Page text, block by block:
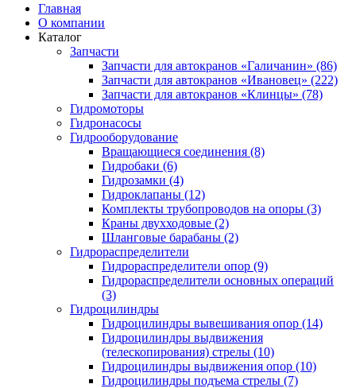
Главная
О компании
Каталог
Запчасти
Запчасти для автокранов «Галичанин» (86)
Запчасти для автокранов «Ивановец» (222)
Запчасти для автокранов «Клинцы» (78)
Гидромоторы
Гидронасосы
Гидрооборудование
Вращающиеся соединения (8)
Гидробаки (6)
Гидрозамки (4)
Гидроклапаны (12)
Комплекты трубопроводов на опоры (3)
Краны двухходовые (2)
Шланговые барабаны (2)
Гидрораспределители
Гидрораспределители опор (9)
Гидрораспределители основных операций
(3)
Гидроцилиндры
Гидроцилиндры вывешивания опор (14)
Гидроцилиндры выдвижения
(телескопирования) стрелы (10)
Гидроцилиндры выдвижения опор (10)
Гидроцилиндры подъема стрелы (7)